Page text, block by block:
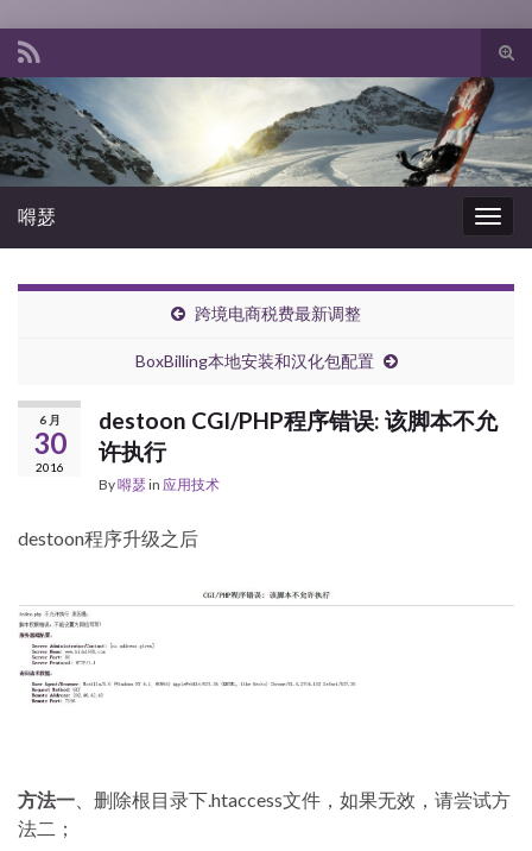
嘚瑟
跨境电商税费最新调整
BoxBilling本地安装和汉化包配置
6 月
30
2016
destoon CGI/PHP程序错误: 该脚本不允
许执行
By嘚瑟 in 应用技术
destoon程序升级之后
方法一 、删除根目录下.htaccess文件，如果无效，请尝试方
法二；